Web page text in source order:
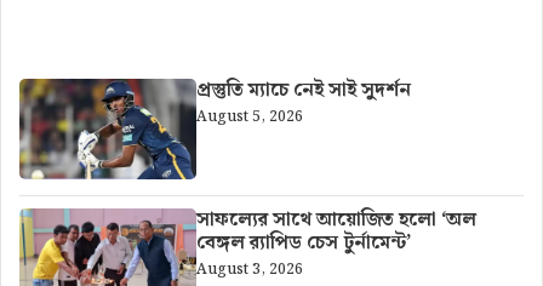
প্রস্তুতি ম্যাচে নেই সাই সুদর্শন
August 5, 2026
সাফল্যের সাথে আয়োজিত হলো ‘অল
বেঙ্গল র‍্যাপিড চেস টুর্নামেন্ট’
August 3, 2026